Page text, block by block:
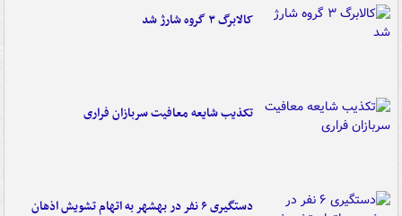
کالابرگ ۳ گروه شارژ شد
تکذیب شایعه معافیت سربازان فراری
دستگیری ۶ نفر در بهشهر به اتهام تشویش اذهان